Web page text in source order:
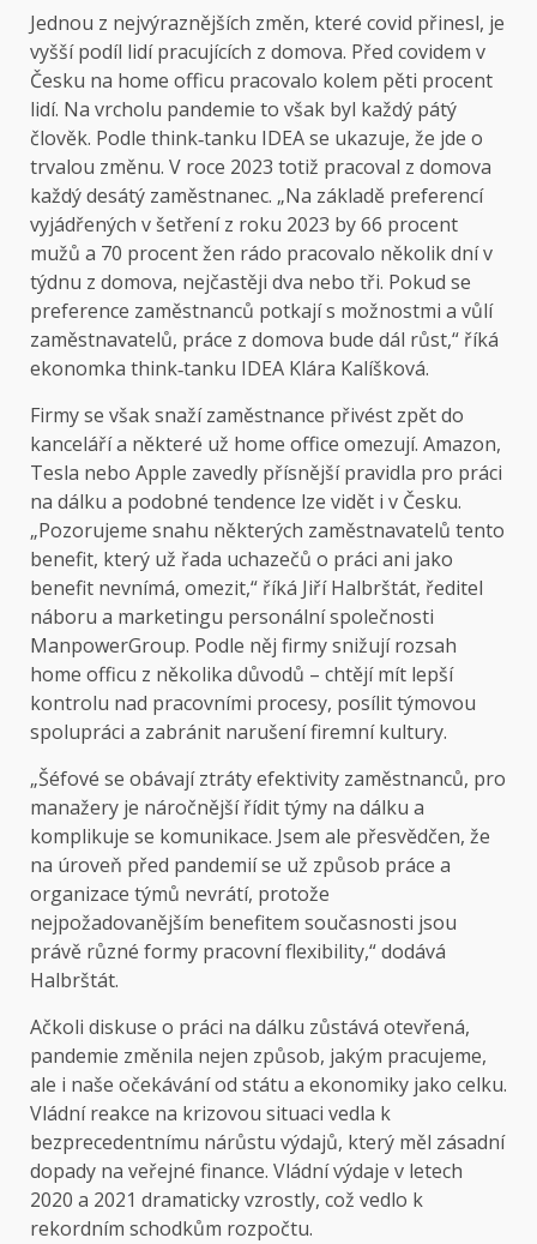
Jednou z nejvýraznějších změn, které covid přinesl, je
vyšší podíl lidí pracujících z domova. Před covidem v
Česku na home officu pracovalo kolem pěti procent
lidí. Na vrcholu pandemie to však byl každý pátý
člověk. Podle think‑tanku IDEA se ukazuje, že jde o
trvalou změnu. V roce 2023 totiž pracoval z domova
každý desátý zaměstnanec. „Na základě preferencí
vyjádřených v šetření z roku 2023 by 66 procent
mužů a 70 procent žen rádo pracovalo několik dní v
týdnu z domova, nejčastěji dva nebo tři. Pokud se
preference zaměstnanců potkají s možnostmi a vůlí
zaměstnavatelů, práce z domova bude dál růst,“ říká
ekonomka think‑tanku IDEA Klára Kalíšková.
Firmy se však snaží zaměstnance přivést zpět do
kanceláří a některé už home office omezují. Amazon,
Tesla nebo Apple zavedly přísnější pravidla pro práci
na dálku a podobné tendence lze vidět i v Česku.
„Pozorujeme snahu některých zaměstnavatelů tento
benefit, který už řada uchazečů o práci ani jako
benefit nevnímá, omezit,“ říká Jiří Halbrštát, ředitel
náboru a marketingu personální společnosti
ManpowerGroup. Podle něj firmy snižují rozsah
home officu z několika důvodů – chtějí mít lepší
kontrolu nad pracovními procesy, posílit týmovou
spolupráci a zabránit narušení firemní kultury.
„Šéfové se obávají ztráty efektivity zaměstnanců, pro
manažery je náročnější řídit týmy na dálku a
komplikuje se komunikace. Jsem ale přesvědčen, že
na úroveň před pandemií se už způsob práce a
organizace týmů nevrátí, protože
nejpožadovanějším benefitem současnosti jsou
právě různé formy pracovní flexibility,“ dodává
Halbrštát.
Ačkoli diskuse o práci na dálku zůstává otevřená,
pandemie změnila nejen způsob, jakým pracujeme,
ale i naše očekávání od státu a ekonomiky jako celku.
Vládní reakce na krizovou situaci vedla k
bezprecedentnímu nárůstu výdajů, který měl zásadní
dopady na veřejné finance. Vládní výdaje v letech
2020 a 2021 dramaticky vzrostly, což vedlo k
rekordním schodkům rozpočtu.